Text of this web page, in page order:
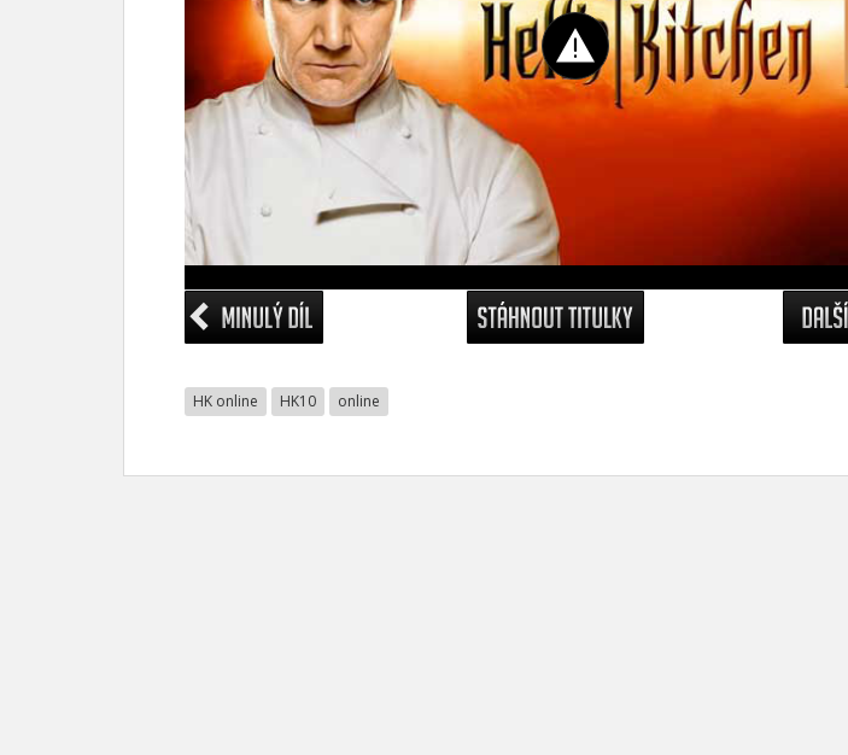
HK online HK10 online